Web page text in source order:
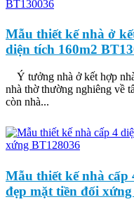
Mẫu thiết kế nhà ở
diện tích 160m2
Ý tưởng nhà ở kết hợp
nhà thờ thường nghiêng về
còn nhà...
Mẫu thiết kế nhà cấp
đẹp mặt tiền đối